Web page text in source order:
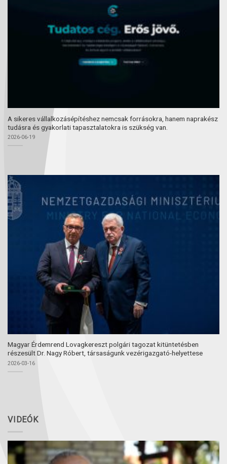
A sikeres vállalkozásépítéshez nemcsak forrásokra, hanem naprakész
tudásra és gyakorlati tapasztalatokra is szükség van.
2026-06-19
Magyar Érdemrend Lovagkereszt polgári tagozat kitüntetésben
részesült Dr. Nagy Róbert, társaságunk vezérigazgató-helyettese
2026-03-16
VIDEÓK